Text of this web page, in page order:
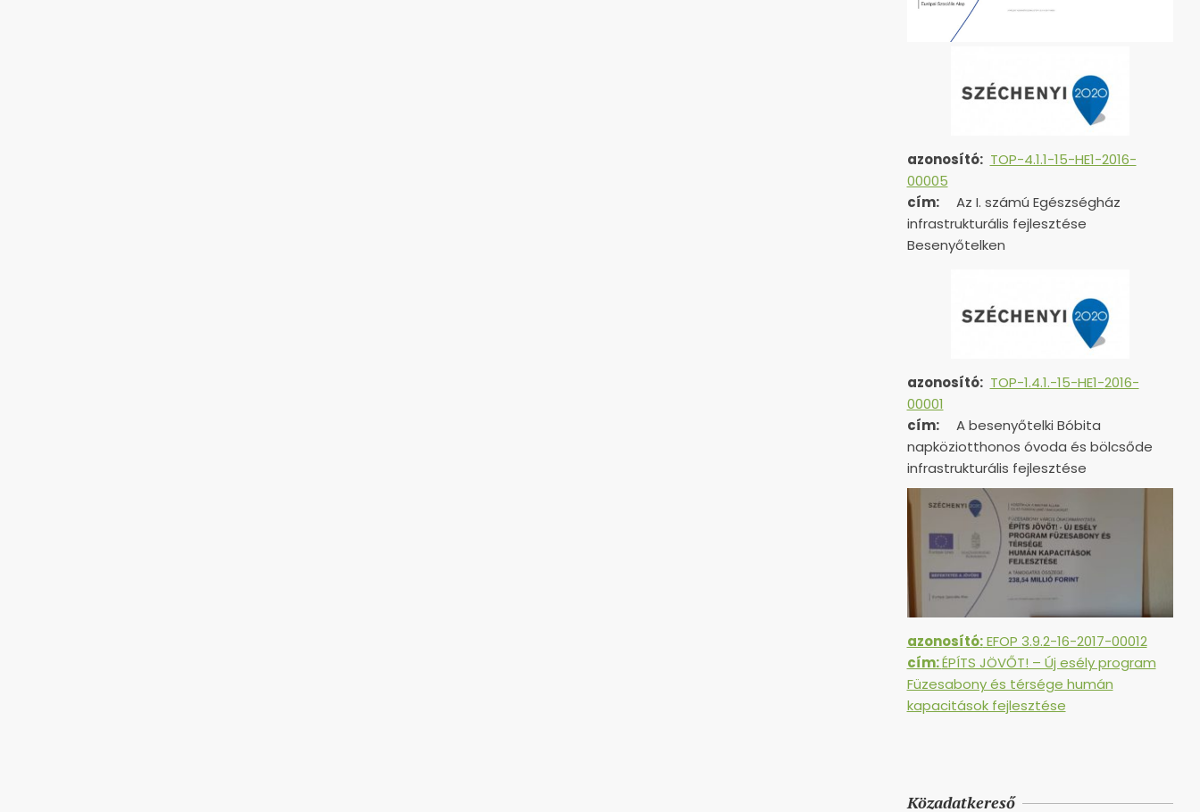
azonosító: TOP-4.1.1-15-HE1-2016-
00005
cím:
Az I. számú Egészségház
infrastrukturális fejlesztése
Besenyőtelken
azonosító: TOP-1.4.1.-15-HE1-2016-
00001
cím:
A besenyőtelki Bóbita
napköziotthonos óvoda és bölcsőde
infrastrukturális fejlesztése
azonosító:EFOP 3.9.2-16-2017-00012
cím:ÉPÍTS JÖVŐT! – Új esély program
Füzesabony és térsége humán
kapacitások fejlesztése
Közadatkereső